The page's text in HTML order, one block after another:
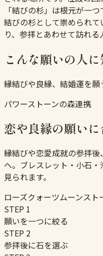
「結びの杉」は根元が一
結びの杉として崇められ
り、参拝とあわせて訪れる
こんな願いの人
縁結びや良縁、結婚運を願
パワーストーンの森連携
恋や良縁の願い
縁結びや恋愛成就の参拝
へ。ブレスレット・小石
見られます。
ローズクォーツムーンスト
STEP 1
願いを一つに絞る
STEP 2
参拝後に石を選ぶ